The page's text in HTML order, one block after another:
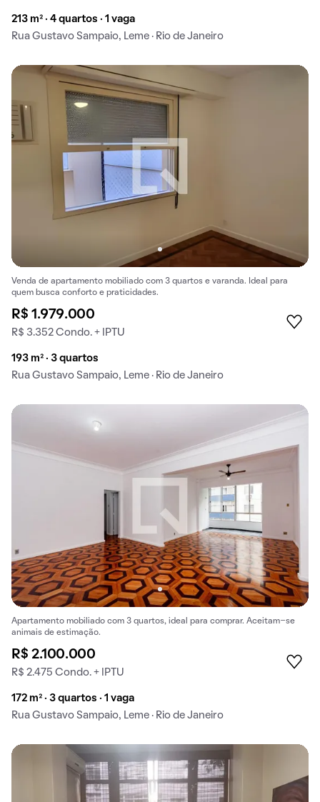
213 m² · 4 quartos · 1 vaga
Rua Gustavo Sampaio, Leme · Rio de Janeiro
Venda de apartamento mobiliado com 3 quartos e varanda. Ideal para
quem busca conforto e praticidades.
R$ 1.979.000
R$ 3.352 Condo. + IPTU
193 m² · 3 quartos
Rua Gustavo Sampaio, Leme · Rio de Janeiro
Apartamento mobiliado com 3 quartos, ideal para comprar. Aceitam-se
animais de estimação.
R$ 2.100.000
R$ 2.475 Condo. + IPTU
172 m² · 3 quartos · 1 vaga
Rua Gustavo Sampaio, Leme · Rio de Janeiro